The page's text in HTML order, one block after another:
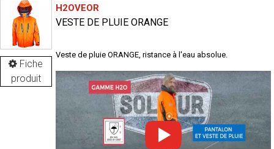
Fiche
produit
H2OVEOR
VESTE DE PLUIE ORANGE
Veste de pluie ORANGE, ristance à l'eau absolue.